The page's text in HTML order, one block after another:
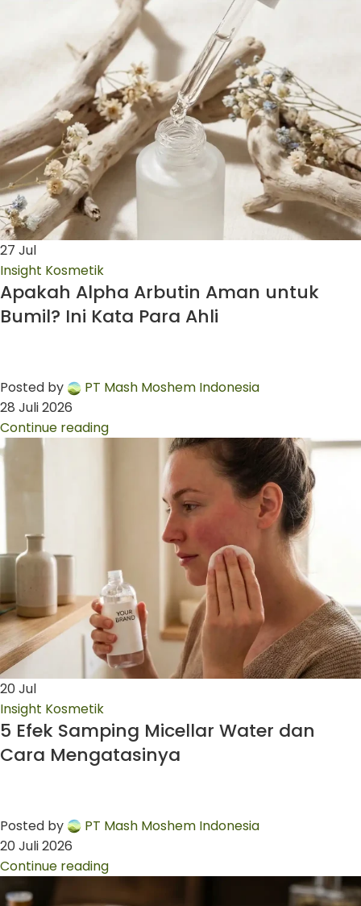
27 Jul
Insight Kosmetik
Apakah Alpha Arbutin Aman untuk
Bumil? Ini Kata Para Ahli
Posted by
PT Mash Moshem Indonesia
28 Juli 2026
Continue reading
20Jul
Insight Kosmetik
5 Efek Samping Micellar Water dan
Cara Mengatasinya
Posted by
PT Mash Moshem Indonesia
20 Juli 2026
Continue reading